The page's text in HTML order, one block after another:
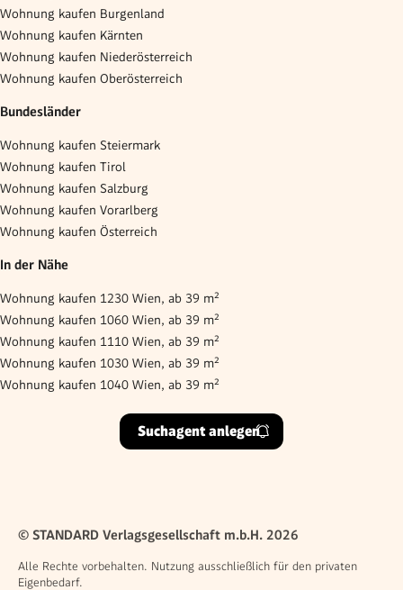
Wohnung kaufen Burgenland
Wohnung kaufen Kärnten
Wohnung kaufen Niederösterreich
Wohnung kaufen Oberösterreich
Bundesländer
Wohnung kaufen Steiermark
Wohnung kaufen Tirol
Wohnung kaufen Salzburg
Wohnung kaufen Vorarlberg
Wohnung kaufen Österreich
In der Nähe
Wohnung kaufen 1230 Wien, ab 39 m²
Wohnung kaufen 1060 Wien, ab 39 m²
Wohnung kaufen 1110 Wien, ab 39 m²
Wohnung kaufen 1030 Wien, ab 39 m²
Wohnung kaufen 1040 Wien, ab 39 m²
Suchagent anlegen
© STANDARD Verlagsgesellschaft m.b.H. 2026
Alle Rechte vorbehalten. Nutzung ausschließlich für den privaten
Eigenbedarf.